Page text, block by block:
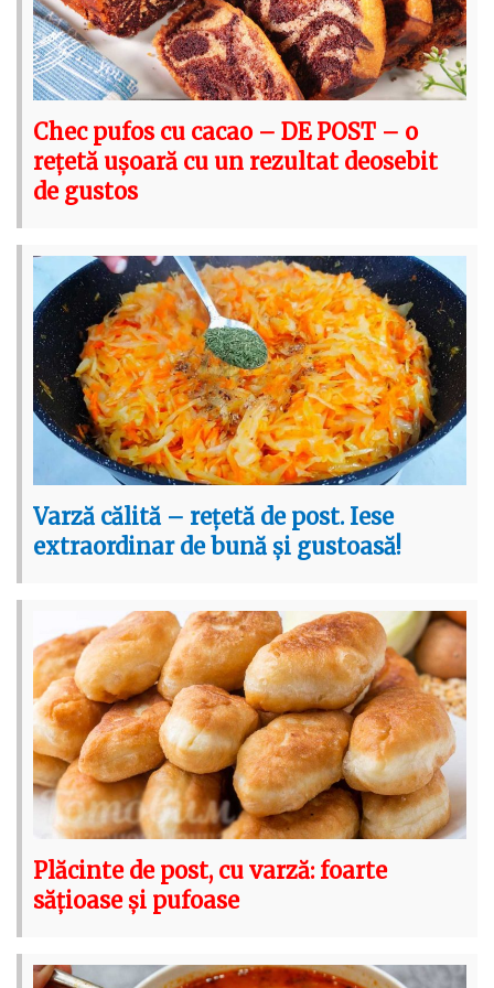
Chec pufos cu cacao – DE POST – o
rețetă ușoară cu un rezultat deosebit
de gustos
Varză călită – rețetă de post. Iese
extraordinar de bună și gustoasă!
Plăcinte de post, cu varză: foarte
sățioase și pufoase